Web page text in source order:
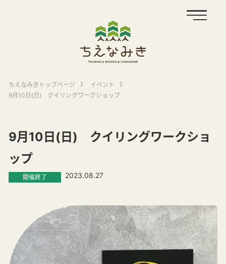
ちえなみきトップページ 》 イベント
》
9月10日(日) クイリングワークショップ
9月10日(日) クイリングワークショ
ップ
開催終了 2023.08.27